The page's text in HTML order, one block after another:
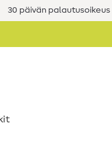
30 päivän palautusoikeus